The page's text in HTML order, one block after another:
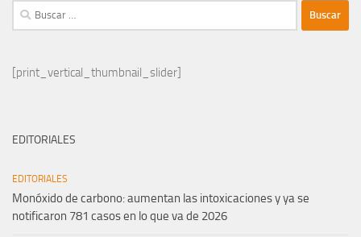
Buscar:
[print_vertical_thumbnail_slider]
EDITORIALES
EDITORIALES
Monóxido de carbono: aumentan las intoxicaciones y ya se
notificaron 781 casos en lo que va de 2026